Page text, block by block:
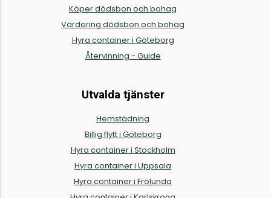
Köper dödsbon och bohag
Värdering dödsbon och bohag
Hyra container i Göteborg
Återvinning - Guide
Utvalda tjänster
Hemstädning
Billig flytt i Göteborg
Hyra container i Stockholm
Hyra container i Uppsala
Hyra container i Frölunda